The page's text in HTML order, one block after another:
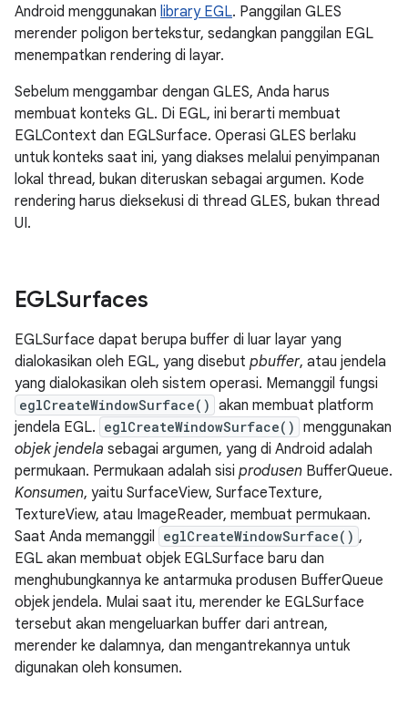
Android menggunakan library EGL. Panggilan GLES
merender poligon bertekstur, sedangkan panggilan EGL
menempatkan rendering di layar.
Sebelum menggambar dengan GLES, Anda harus
membuat konteks GL. Di EGL, ini berarti membuat
EGLContext dan EGLSurface. Operasi GLES berlaku
untuk konteks saat ini, yang diakses melalui penyimpanan
lokal thread, bukan diteruskan sebagai argumen. Kode
rendering harus dieksekusi di thread GLES, bukan thread
UI.
EGLSurfaces
EGLSurface dapat berupa buffer di luar layar yang
dialokasikan oleh EGL, yang disebut pbuffer, atau jendela
yang dialokasikan oleh sistem operasi. Memanggil fungsi
eglCreateWindowSurface() akan membuat platform
jendela EGL. eglCreateWindowSurface() menggunakan
objek jendela sebagai argumen, yang di Android adalah
permukaan. Permukaan adalah sisi produsen BufferQueue.
Konsumen, yaitu SurfaceView, SurfaceTexture,
TextureView, atau ImageReader, membuat permukaan.
Saat Anda memanggil eglCreateWindowSurface() ,
EGL akan membuat objek EGLSurface baru dan
menghubungkannya ke antarmuka produsen BufferQueue
objek jendela. Mulai saat itu, merender ke EGLSurface
tersebut akan mengeluarkan buffer dari antrean,
merender ke dalamnya, dan mengantrekannya untuk
digunakan oleh konsumen.